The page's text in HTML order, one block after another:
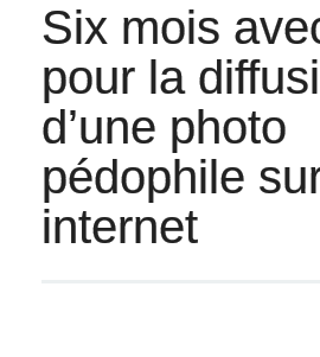
Six mois
pour la
d’une photo
pédophile
internet